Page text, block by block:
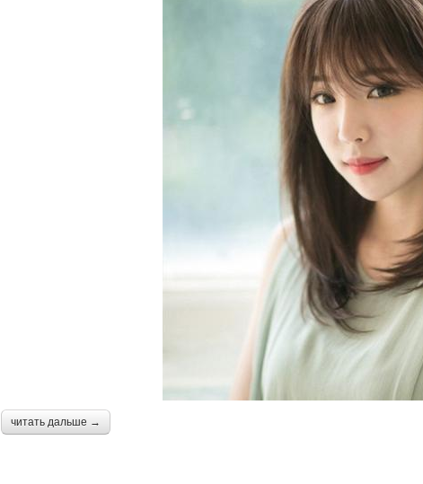
читать дальше →